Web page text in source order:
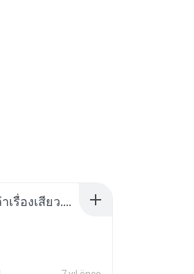
เมียน้อยเหงา พาเสียวค่ะ18+เล่าเรื่องเสียว.mp3